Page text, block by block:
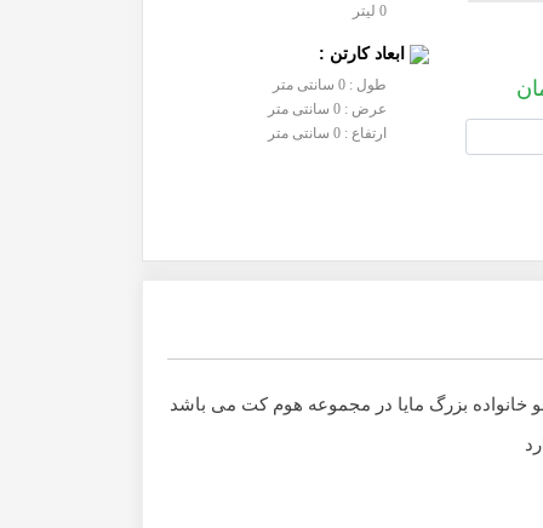
0 لیتر
ابعاد کارتن :
طول : 0 سانتی متر
عرض : 0 سانتی متر
ارتفاع : 0 سانتی متر
بزرگ مایا در مجموعه هوم کت می باشد